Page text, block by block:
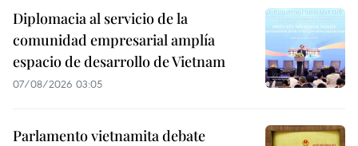
Diplomacia al servicio de la
comunidad empresarial amplía
espacio de desarrollo de Vietnam
07/08/2026 03:05
Parlamento vietnamita debate